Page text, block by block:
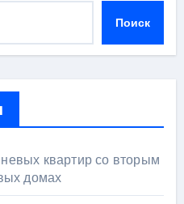
Поиск
квартир со вторым
домах